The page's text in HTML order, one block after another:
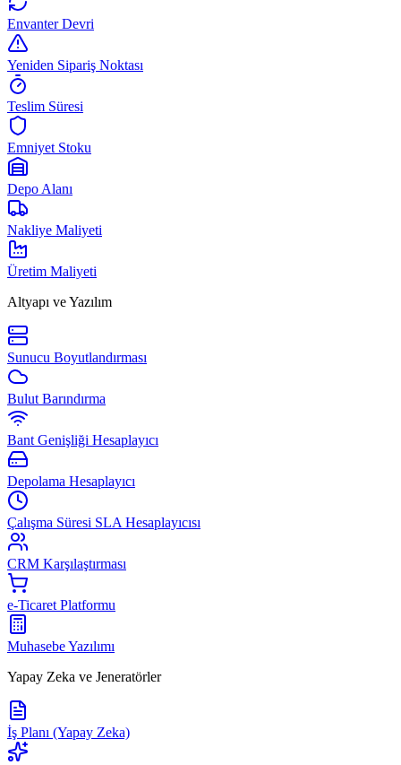
Envanter Devri
Yeniden Sipariş Noktası
Teslim Süresi
Emniyet Stoku
Depo Alanı
Nakliye Maliyeti
Üretim Maliyeti
Altyapı ve Yazılım
Sunucu Boyutlandırması
Bulut Barındırma
Bant Genişliği Hesaplayıcı
Depolama Hesaplayıcı
Çalışma Süresi SLA Hesaplayıcısı
CRM Karşılaştırması
e-Ticaret Platformu
Muhasebe Yazılımı
Yapay Zeka ve Jeneratörler
İş Planı (Yapay Zeka)